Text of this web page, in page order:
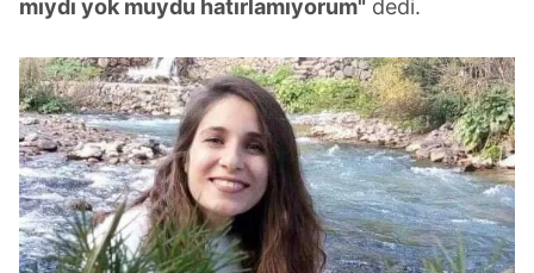
mıydı yok muydu hatırlamıyorum" dedi.